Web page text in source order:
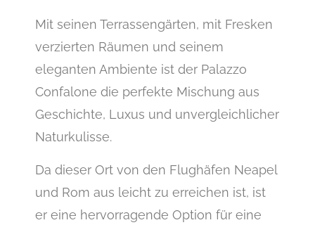
Mit seinen Terrassengärten, mit Fresken
verzierten Räumen und seinem
eleganten Ambiente ist der Palazzo
Confalone die perfekte Mischung aus
Geschichte, Luxus und unvergleichlicher
Naturkulisse.
Da dieser Ort von den Flughäfen Neapel
und Rom aus leicht zu erreichen ist, ist
er eine hervorragende Option für eine